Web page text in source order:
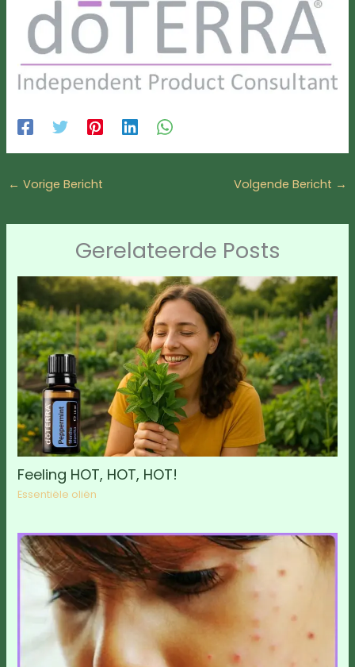
← Vorige Bericht Volgende Bericht →
Gerelateerde Posts
Feeling HOT, HOT, HOT!
Essentiële oliën